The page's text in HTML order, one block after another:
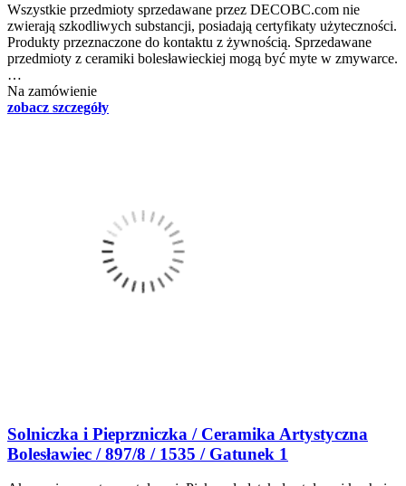
Wszystkie przedmioty sprzedawane przez DECOBC.com nie
zwierają szkodliwych substancji, posiadają certyfikaty użyteczności.
Produkty przeznaczone do kontaktu z żywnością. Sprzedawane
przedmioty z ceramiki bolesławieckiej mogą być myte w zmywarce.
…
Na zamówienie
zobacz szczegóły
Solniczka i Pieprzniczka / Ceramika Artystyczna
Bolesławiec / 897/8 / 1535 / Gatunek 1